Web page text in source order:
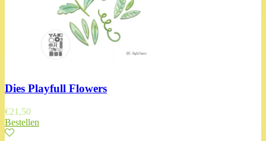
Dies Playfull Flowers
€21,50
Bestellen